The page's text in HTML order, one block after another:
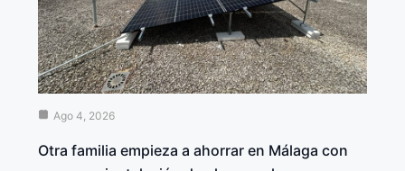
Ago 4, 2026
Otra familia empieza a ahorrar en Málaga con